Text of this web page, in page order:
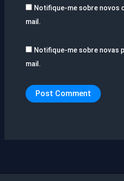
Notifique-me sobre novos
mail.
Notifique-me sobre novas
mail.